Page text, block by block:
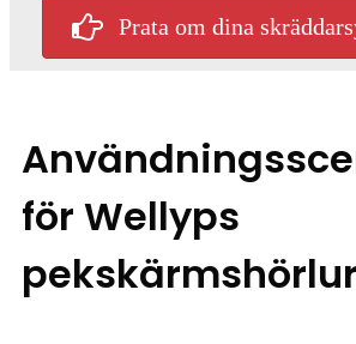
Prata om dina
för Wellyps